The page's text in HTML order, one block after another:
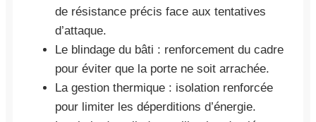
de résistance précis face aux tentatives
d’attaque.
Le blindage du bâti : renforcement du cadre
pour éviter que la porte ne soit arrachée.
La gestion thermique : isolation renforcée
pour limiter les déperditions d’énergie.